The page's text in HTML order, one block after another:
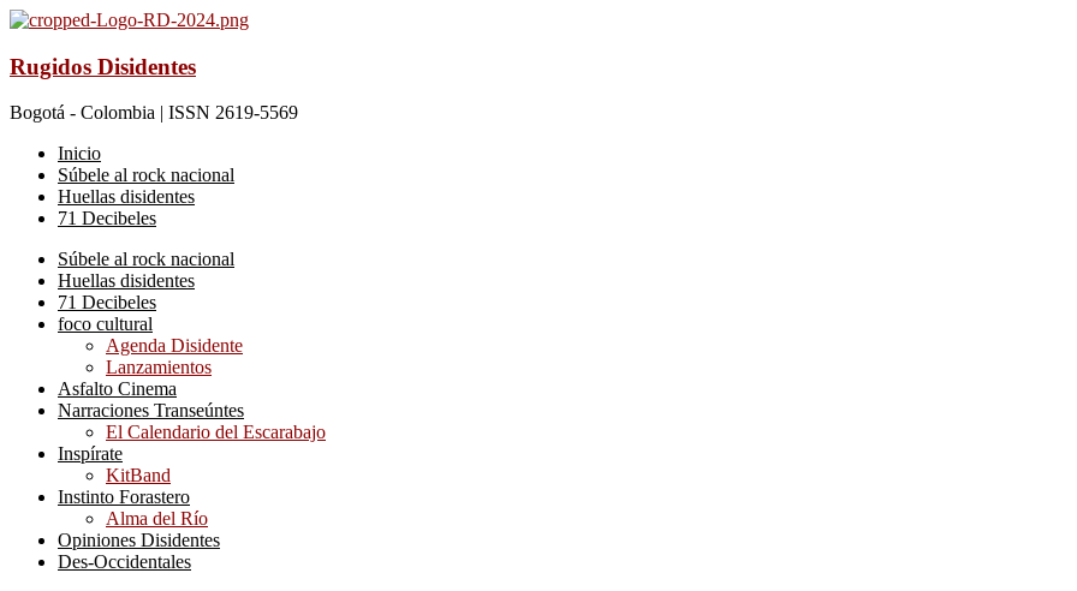
Rugidos Disidentes
Bogotá - Colombia | ISSN 2619-5569
Inicio
Súbele al rock nacional
Huellas disidentes
71 Decibeles
Súbele al rock nacional
Huellas disidentes
71 Decibeles
foco cultural
Agenda Disidente
Lanzamientos
Asfalto Cinema
Narraciones Transeúntes
El Calendario del Escarabajo
Inspírate
KitBand
Instinto Forastero
Alma del Río
Opiniones Disidentes
Des-Occidentales